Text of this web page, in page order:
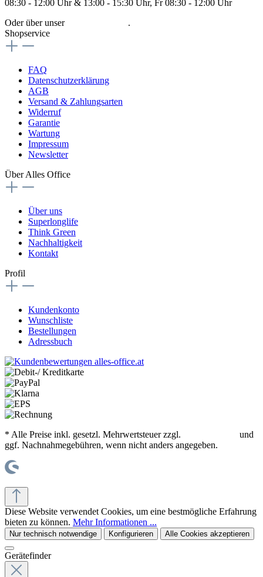
08:30 - 12:00 Uhr & 13:00 - 15:30 Uhr, Fr 08:30 - 12:00 Uhr
Oder über unser
.
Shopservice
FAQ
Datenschutzerklärung
AGB
Versand & Zahlungsarten
Widerruf
Garantie
Wartung
Impressum
Newsletter
Über Alles Office
Über uns
Superlonglife
Think Green
Nachhaltigkeit
Kontakt
Profil
Kundenkonto
Wunschliste
Bestellungen
Adressbuch
* Alle Preise inkl. gesetzl. Mehrwertsteuer zzgl.
und
ggf. Nachnahmegebühren, wenn nicht anders angegeben.
Diese Website verwendet Cookies, um eine bestmögliche Erfahrung
bieten zu können. Mehr Informationen ...
Nur technisch notwendige Konfigurieren Alle Cookies akzeptieren
Gerätefinder